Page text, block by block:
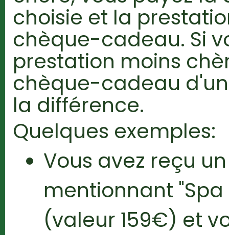
choisie et la
chèque-cadeau. Si
prestation moins
chèque-cadeau
la différence.
Quelques exemples:
Vous avez reçu
mentionnant "Spa
(valeur 159€) et